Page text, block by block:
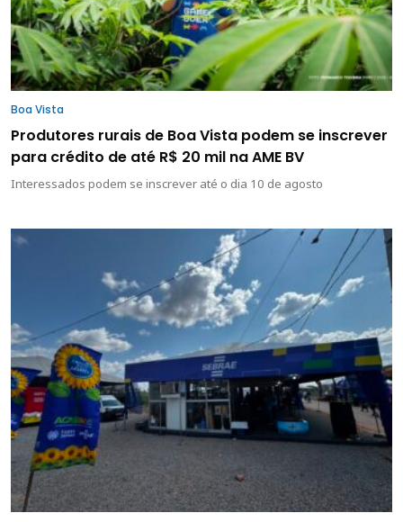
Boa Vista
Produtores rurais de Boa Vista podem se inscrever
para crédito de até R$ 20 mil na AME BV
Interessados podem se inscrever até o dia 10 de agosto